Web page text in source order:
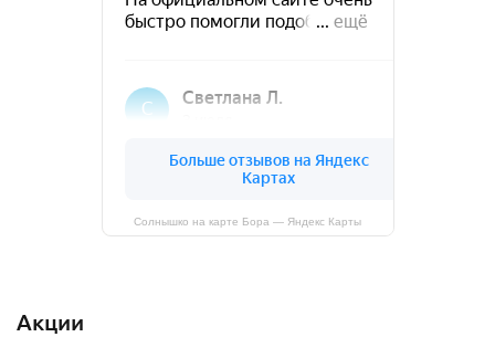
Солнышко на карте Бора — Яндекс Карты
Акции